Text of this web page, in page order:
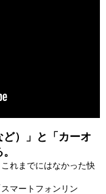
）」と「カーオ
れまでにはなかった快
マートフォンリン